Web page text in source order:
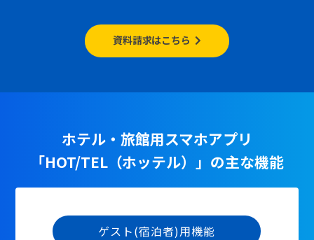
資料請求はこちら
ホテル・旅館用スマホアプリ
「HOT/TEL（ホッテル）」の主な機能
ゲスト(宿泊者)用機能